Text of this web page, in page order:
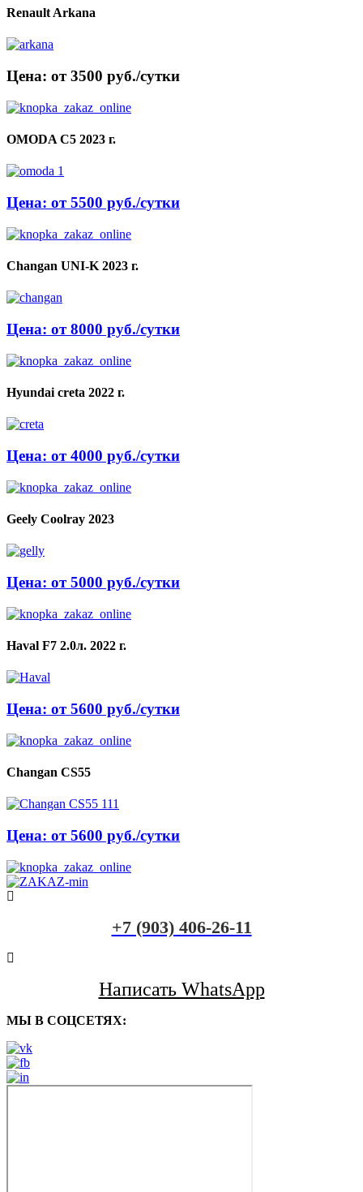
Renault Arkana
Цена: от 3500 руб./сутки
OMODA C5 2023 г.
Цена: от 5500 руб./сутки
Changan UNI-K 2023 г.
Цена: от 8000 руб./сутки
Hyundai creta 2022 г.
Цена: от 4000 руб./сутки
Geely Coolray 2023
Цена: от 5000 руб./сутки
Haval F7 2.0л. 2022 г.
Цена: от 5600 руб./сутки
Changan CS55
Цена: от 5600 руб./сутки
+7 (903) 406-26-11
Написать WhatsApp
МЫ В СОЦСЕТЯХ: